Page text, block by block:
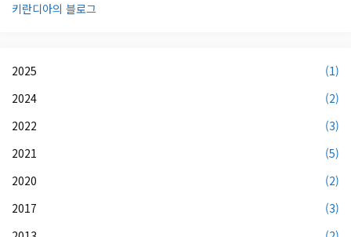
키란디아의 블로그
2025
(1)
2024
(2)
2022
(3)
2021
(5)
2020
(2)
2017
(3)